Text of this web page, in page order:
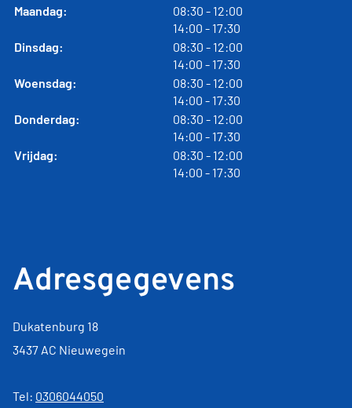
Maandag: 08:30 tot
- 12:00
14:00 tot
- 17:30
Dinsdag:
08:30 tot
- 12:00
14:00 tot
- 17:30
Woensdag:
08:30 tot
- 12:00
14:00 tot
- 17:30
Donderdag:
08:30 tot
- 12:00
14:00 tot
- 17:30
Vrijdag:
08:30 tot
- 12:00
14:00 tot
- 17:30
Adresgegevens
Dukatenburg 18
3437 AC Nieuwegein
Tel: 0306044050